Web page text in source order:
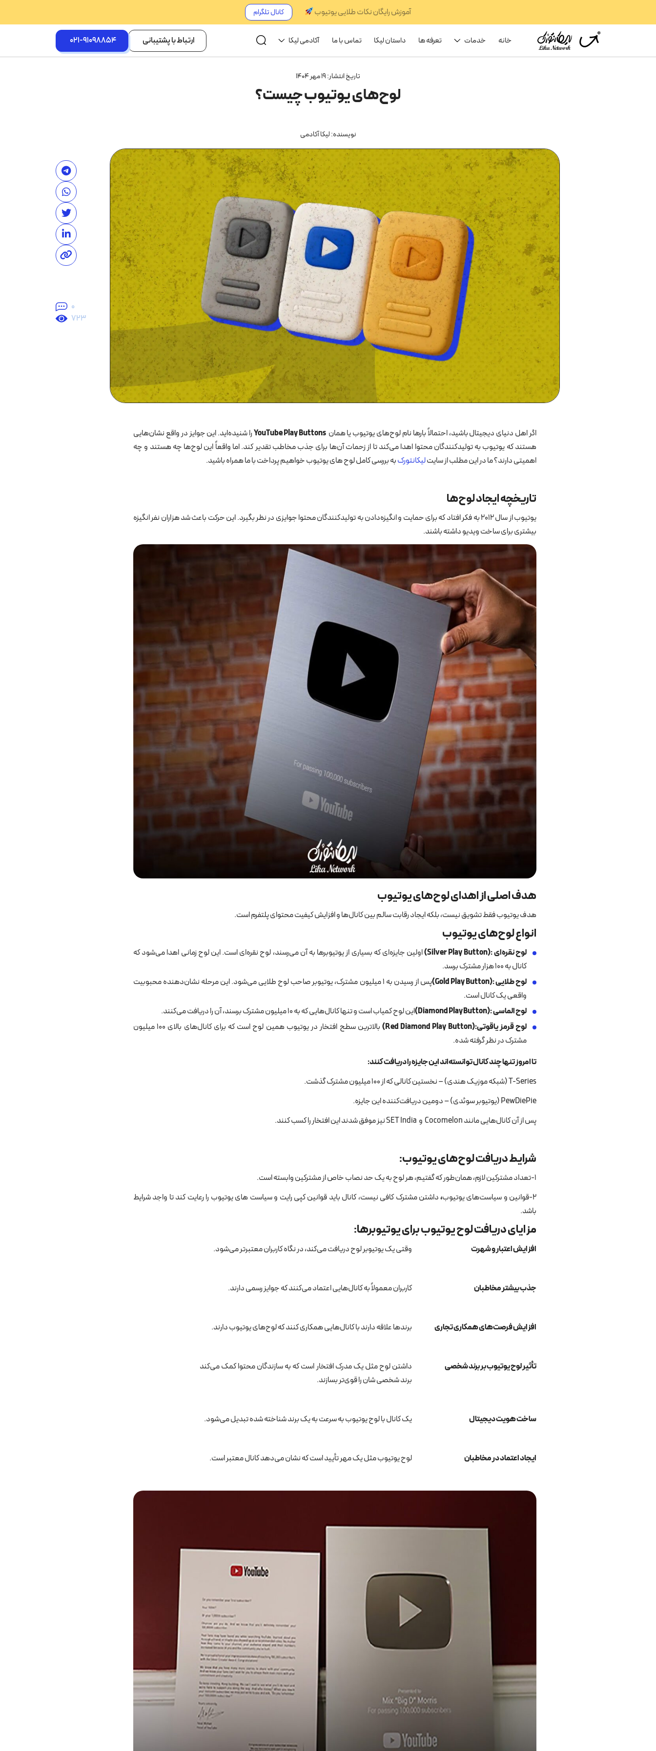
آموزش رایگان نکات طلایی یوتیوب کانال تلگرام
خانه خدمات تعرفه ها داستان لیکا تماس با ما آکادمی لیکا ارتباط با پشتیبانی 021-91098854
تاریخ انتشار: 19 مهر 1404
لوح‌های یوتیوب چیست؟
نویسنده: لیکا آکادمی
اگر اهل دنیای دیجیتال باشید، احتمالاً بارها نام لوح‌های یوتیوب یا همان YouTube Play Buttonsرا شنیده‌اید. این جوایز در واقع نشان‌هایی
هستند که یوتیوب به تولیدکنندگان محتوا اهدا می‌کند تا از زحمات آن‌ها برای جذب مخاطب تقدیر کند. اما واقعاً این لوح‌ها چه هستند و چه
اهمیتی دارند؟ ما در این مطلب از سایتلیکانتورکبه بررسی کامل لوح های یوتیوب خواهیم پرداخت با ما همراه باشید.
تاریخچه ایجاد لوح‌ها
یوتیوب از سال ۲۰۱۲ به فکر افتاد که برای حمایت و انگیزه‌دادن به تولیدکنندگان محتوا جوایزی در نظر بگیرد. این حرکت باعث شد هزاران نفر انگیزه
بیشتری برای ساخت ویدیو داشته باشند.
هدف اصلی از اهدای لوح‌های یوتیوب
هدف یوتیوب فقط تشویق نیست، بلکه ایجاد رقابت سالم بین کانال‌ها و افزایش کیفیت محتوای پلتفرم است.
انواع لوح‌های یوتیوب
لوح نقره‌ای:(Silver Play Button)
اولین جایزه‌ای که بسیاری از یوتیوبرها به آن می‌رسند، لوح نقره‌ای است. این لوح زمانی اهدا می‌شود که
کانال به ۱۰۰ هزار مشترک برسد.
لوح طلایی:(Gold Play Button)
پس از رسیدن به ۱ میلیون مشترک، یوتیوبر صاحب لوح طلایی می‌شود. این مرحله نشان‌دهنده محبوبیت
واقعی یک کانال است.
لوح الماسی:(Diamond Play Button)
این لوح کمیاب است و تنها کانال‌هایی که به ۱۰ میلیون مشترک برسند، آن را دریافت می‌کنند.
لوح قرمز یاقوتی:(Red Diamond Play Button)
بالاترین سطح افتخار در یوتیوب همین لوح است که برای کانال‌های بالای ۱۰۰ میلیون
مشترک در نظر گرفته شده.
تا امروز تنها چند کانال توانسته‌اند این جایزه را دریافت کنند:
T-Series (شبکه موزیک هندی) – نخستین کانالی که از ۱۰۰ میلیون مشترک گذشت.
PewDiePie (یوتیوبر سوئدی) – دومین دریافت‌کننده این جایزه.
پس از آن کانال‌هایی مانند Cocomelon و SET India نیز موفق شدند این افتخار را کسب کنند.
شرایط دریافت لوح‌های یوتیوب:
1-تعداد مشترکین لازم، همان‌طور که گفتیم، هر لوح به یک حد نصاب خاص از مشترکین وابسته است.
2-قوانین و سیاست‌های یوتیوب
،داشتن مشترک کافی نیست، کانال باید قوانین کپی ‌رایت و سیاست ‌های یوتیوب را رعایت کند تا واجد شرایط
باشد.
مزایای دریافت لوح یوتیوب برای یوتیوبرها:
افزایش اعتبار و شهرت وقتی یک یوتیوبر لوح دریافت می‌کند، در نگاه کاربران معتبرتر می‌شود.
جذب بیشتر مخاطبان کاربران معمولاً به کانال‌هایی اعتماد می‌کنند که جوایز رسمی دارند.
افزایش فرصت‌های همکاری تجاری برندها علاقه دارند با کانال‌هایی همکاری کنند که لوح‌های یوتیوب دارند.
تأثیر لوح یوتیوب بر برند شخصی
داشتن لوح مثل یک مدرک افتخار است که به سازندگان محتوا کمک می‌کند
برند شخصی‌ شان را قوی‌تر بسازند.
ساخت هویت دیجیتال یک کانال با لوح یوتیوب به سرعت به یک برند شناخته‌ شده تبدیل می‌شود.
ایجاد اعتماد در مخاطبان لوح یوتیوب مثل یک مهر تأیید است که نشان می‌دهد کانال معتبر است.
0
723